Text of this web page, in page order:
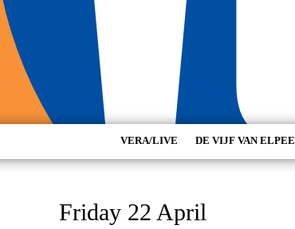
VERA/LIVE DE VIJF VAN ELPEE
Friday 22 April